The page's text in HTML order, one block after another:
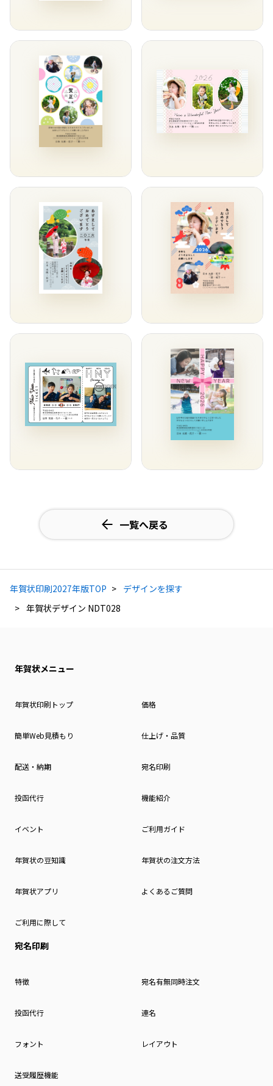
一覧へ戻る
年賀状印刷2027年版TOP
デザインを探す
年賀状デザイン NDT028
年賀状メニュー
年賀状印刷トップ 価格
簡単Web見積もり 仕上げ・品質
配送・納期 宛名印刷
投函代行 機能紹介
イベント ご利用ガイド
年賀状の豆知識 年賀状の注文方法
年賀状アプリ よくあるご質問
ご利用に際して
宛名印刷
特徴 宛名有無同時注文
投函代行 連名
フォント レイアウト
送受履歴機能